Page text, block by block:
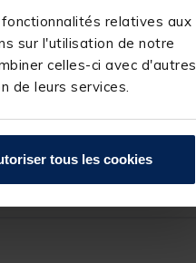
relatives aux
sur l'utilisation de notre
celles-ci avec d'autres
de leurs services.
tous les cookies